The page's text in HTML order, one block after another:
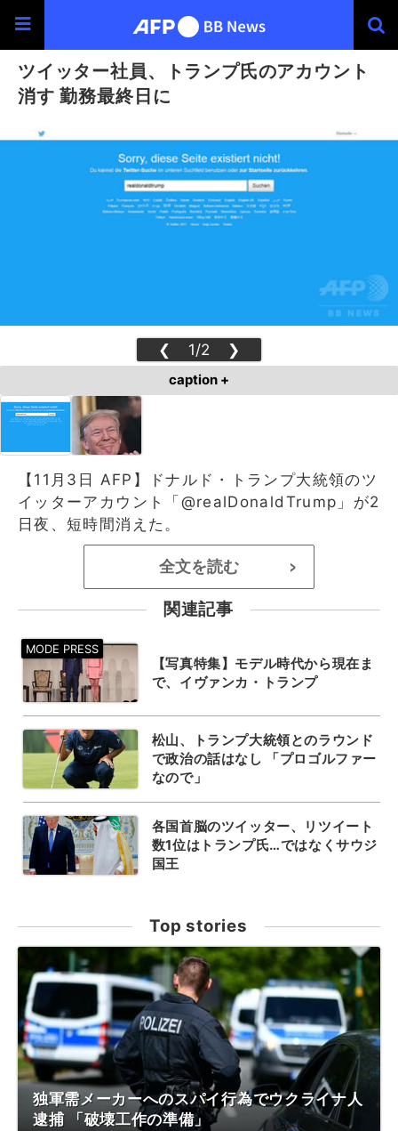
ツイッター社員、トランプ氏のアカウント
消す 勤務最終日に
❮ 1/2 ❯
caption +
【11月3日 AFP】ドナルド・トランプ大統領のツ
イッターアカウント「@realDonaldTrump」が2
日夜、短時間消えた。
全文を読む >
関連記事
【写真特集】モデル時代から現在ま
で、イヴァンカ・トランプ
松山、トランプ大統領とのラウンド
で政治の話はなし 「プロゴルファー
なので」
各国首脳のツイッター、リツイート
数1位はトランプ氏…ではなくサウジ
国王
Top stories
独軍需メーカーへのスパイ行為でウクライナ人
逮捕 「破壊工作の準備」